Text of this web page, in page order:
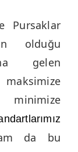
Pursaklar
olduğu
gelen
maksimize
da bu